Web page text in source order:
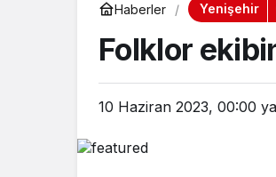
Haberler Yenişehir
Folklor
10 Haziran 2023, 00:00